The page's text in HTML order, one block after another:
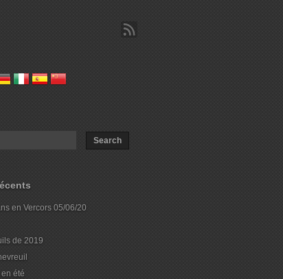
en Vercors 05/06/20
de 2019
été